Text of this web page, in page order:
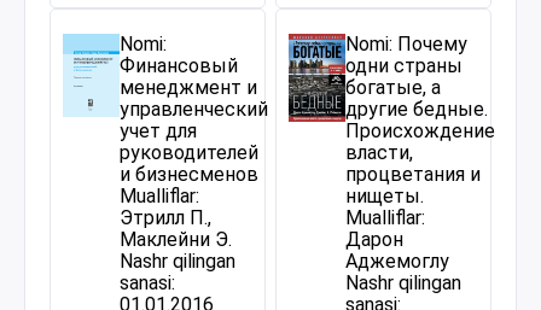
Nomi:
Финансовый
менеджмент и
управленческий
учет для
руководителей
и бизнесменов
Mualliflar:
Этрилл П.,
Маклейни Э.
Nashr qilingan
sanasi:
01.01.2016
Nomi: Почему
одни страны
богатые, а
другие бедные.
Происхождение
власти,
процветания и
нищеты.
Mualliflar:
Дарон
Аджемоглу
Nashr qilingan
sanasi: